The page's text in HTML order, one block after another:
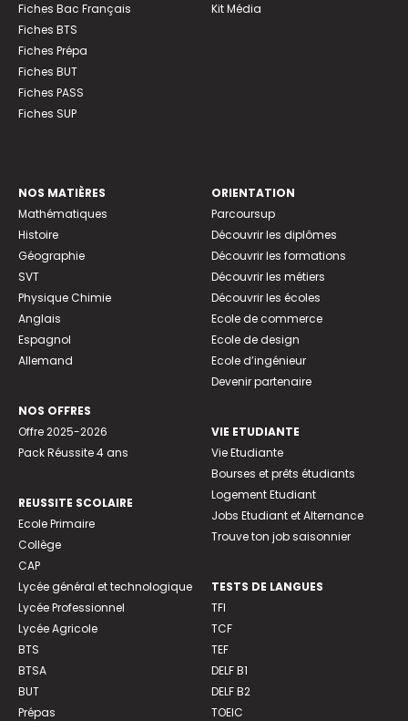
Fiches Bac Français
Fiches BTS
Fiches Prépa
Fiches BUT
Fiches PASS
Fiches SUP
Kit Média
NOS MATIÈRES
Mathématiques
Histoire
Géographie
SVT
Physique Chimie
Anglais
Espagnol
Allemand
NOS OFFRES
Offre 2025-2026
Pack Réussite 4 ans
REUSSITE SCOLAIRE
Ecole Primaire
Collège
CAP
Lycée général et technologique
Lycée Professionnel
Lycée Agricole
BTS
BTSA
BUT
Prépas
ORIENTATION
Parcoursup
Découvrir les diplômes
Découvrir les formations
Découvrir les métiers
Découvrir les écoles
Ecole de commerce
Ecole de design
Ecole d’ingénieur
Devenir partenaire
VIE ETUDIANTE
Vie Etudiante
Bourses et prêts étudiants
Logement Etudiant
Jobs Etudiant et Alternance
Trouve ton job saisonnier
TESTS DE LANGUES
TFI
TCF
TEF
DELF B1
DELF B2
TOEIC